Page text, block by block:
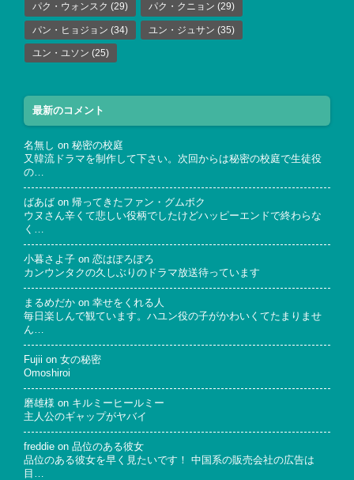
パク・ウォンスク (29) パク・クニョン (29)
パン・ヒョジョン (34) ユン・ジュサン (35)
ユン・ユソン (25)
最新のコメント
名無し on 秘密の校庭
又韓流ドラマを制作して下さい。次回からは秘密の校庭で生徒役
の…
ばあば on 帰ってきたファン・グムボク
ウヌさん辛くて悲しい役柄でしたけどハッピーエンドで終わらな
く…
小暮さよ子 on 恋はぽろぽろ
カンウンタクの久しぶりのドラマ放送待っています
まるめだか on 幸せをくれる人
毎日楽しんで観ています。ハユン役の子がかわいくてたまりませ
ん…
Fujii on 女の秘密
Omoshiroi
磨雄様 on キルミーヒールミー
主人公のギャップがヤバイ
freddie on 品位のある彼女
品位のある彼女を早く見たいです！ 中国系の販売会社の広告は
目…